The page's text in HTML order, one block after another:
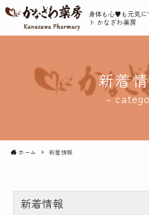
身体も心♥️も元気に
ト かなざわ薬房
新着
–
ホーム 新着情報